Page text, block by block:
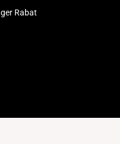
Rabat